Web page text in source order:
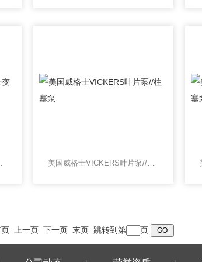
量柱塞泵 美国威格士VICKERS叶片泵//柱塞泵
页 上一页 下一页 末页 跳转到第 页